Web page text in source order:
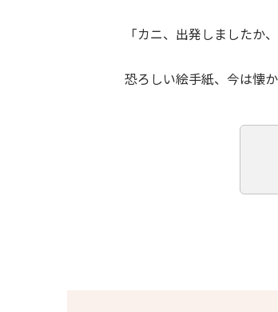
「カニ、出発しましたか
恐ろしい絵手紙、今は懐